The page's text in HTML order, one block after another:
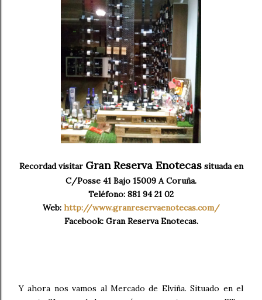
Recordad visitar Gran Reserva Enotecassituada en
C/Posse 41 Bajo 15009 A Coruña.
Teléfono: 881 94 21 02
Web: http://www.granreservaenotecas.com/
Facebook: Gran Reserva Enotecas.
Y ahora nos vamos al Mercado de Elviña. Situado en el